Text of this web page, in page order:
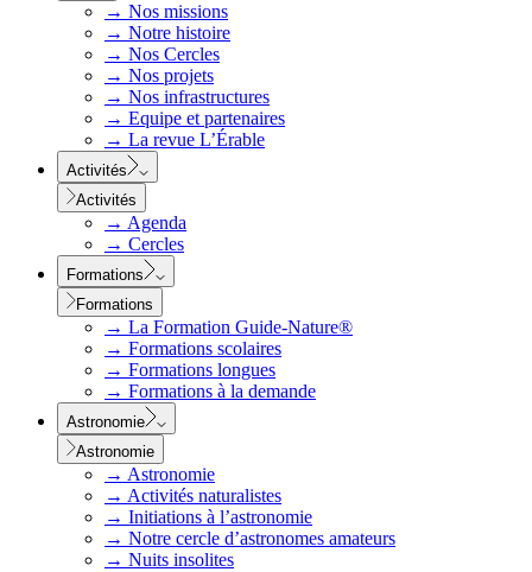
→ Nos missions
→ Notre histoire
→ Nos Cercles
→ Nos projets
→ Nos infrastructures
→ Equipe et partenaires
→ La revue L’Érable
Activités
Activités
→ Agenda
→ Cercles
Formations
Formations
→ La Formation Guide-Nature®
→ Formations scolaires
→ Formations longues
→ Formations à la demande
Astronomie
Astronomie
→ Astronomie
→ Activités naturalistes
→ Initiations à l’astronomie
→ Notre cercle d’astronomes amateurs
→ Nuits insolites